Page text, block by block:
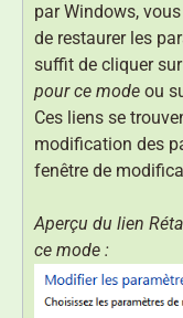
par Windows,
de restaurer les
suffit de cliquer sur
pour ce mode ou
Ces liens se
modification des
fenêtre de
Aperçu du lien
ce mode :